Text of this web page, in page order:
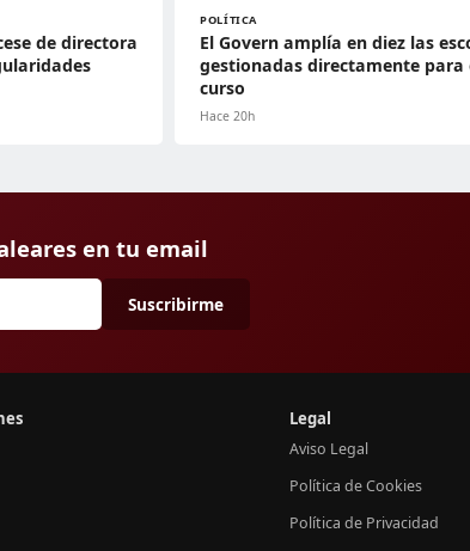
de directora
POLÍTICA
El Govern amplía en diez las
gestionadas directamente para
curso
Hace 20h
en tu email
Suscribirme
Legal
Aviso Legal
Política de Cookies
Política de Privacidad